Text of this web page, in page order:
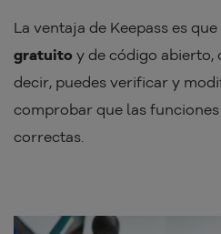
La ventaja de Keepass es que
gratuito y de código abierto,
decir, puedes verificar y
comprobar que las
correctas.